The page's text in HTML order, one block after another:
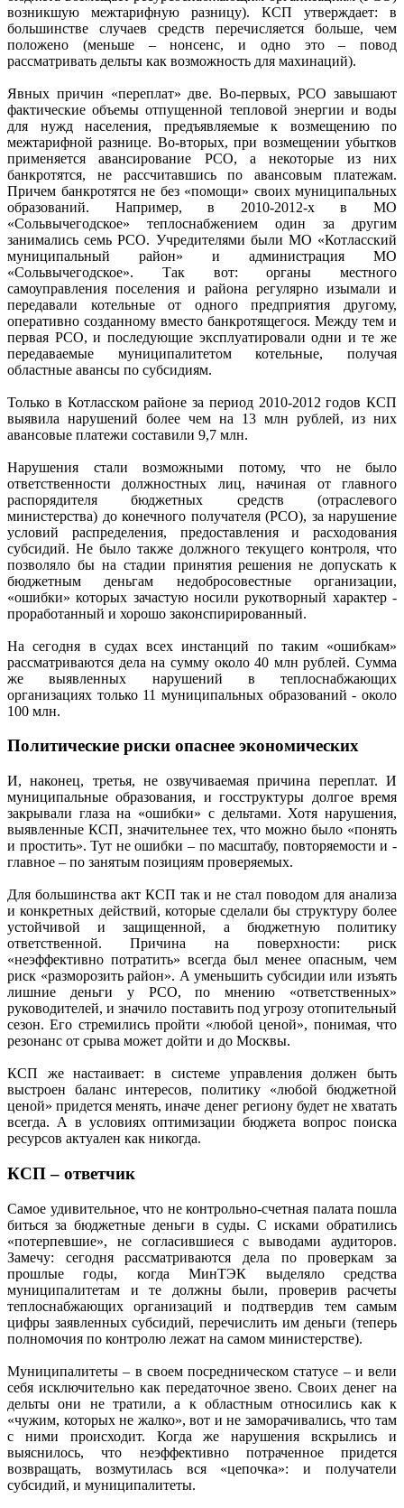
возникшую межтарифную разницу). КСП утверждает: в
большинстве случаев средств перечисляется больше, чем
положено (меньше – нонсенс, и одно это – повод
рассматривать дельты как возможность для махинаций).
Явных причин «переплат» две. Во-первых, РСО завышают
фактические объемы отпущенной тепловой энергии и воды
для нужд населения, предъявляемые к возмещению по
межтарифной разнице. Во-вторых, при возмещении убытков
применяется авансирование РСО, а некоторые из них
банкротятся, не рассчитавшись по авансовым платежам.
Причем банкротятся не без «помощи» своих муниципальных
образований. Например, в 2010-2012-х в МО
«Сольвычегодское» теплоснабжением один за другим
занимались семь РСО. Учредителями были МО «Котласский
муниципальный район» и администрация МО
«Сольвычегодское». Так вот: органы местного
самоуправления поселения и района регулярно изымали и
передавали котельные от одного предприятия другому,
оперативно созданному вместо банкротящегося. Между тем и
первая РСО, и последующие эксплуатировали одни и те же
передаваемые муниципалитетом котельные, получая
областные авансы по субсидиям.
Только в Котласском районе за период 2010-2012 годов КСП
выявила нарушений более чем на 13 млн рублей, из них
авансовые платежи составили 9,7 млн.
Нарушения стали возможными потому, что не было
ответственности должностных лиц, начиная от главного
распорядителя бюджетных средств (отраслевого
министерства) до конечного получателя (РСО), за нарушение
условий распределения, предоставления и расходования
субсидий. Не было также должного текущего контроля, что
позволяло бы на стадии принятия решения не допускать к
бюджетным деньгам недобросовестные организации,
«ошибки» которых зачастую носили рукотворный характер -
проработанный и хорошо законспирированный.
На сегодня в судах всех инстанций по таким «ошибкам»
рассматриваются дела на сумму около 40 млн рублей. Сумма
же выявленных нарушений в теплоснабжающих
организациях только 11 муниципальных образований - около
100 млн.
Политические риски опаснее экономических
И, наконец, третья, не озвучиваемая причина переплат. И
муниципальные образования, и госструктуры долгое время
закрывали глаза на «ошибки» с дельтами. Хотя нарушения,
выявленные КСП, значительнее тех, что можно было «понять
и простить». Тут не ошибки – по масштабу, повторяемости и -
главное – по занятым позициям проверяемых.
Для большинства акт КСП так и не стал поводом для анализа
и конкретных действий, которые сделали бы структуру более
устойчивой и защищенной, а бюджетную политику
ответственной. Причина на поверхности: риск
«неэффективно потратить» всегда был менее опасным, чем
риск «разморозить район». А уменьшить субсидии или изъять
лишние деньги у РСО, по мнению «ответственных»
руководителей, и значило поставить под угрозу отопительный
сезон. Его стремились пройти «любой ценой», понимая, что
резонанс от срыва может дойти и до Москвы.
КСП же настаивает: в системе управления должен быть
выстроен баланс интересов, политику «любой бюджетной
ценой» придется менять, иначе денег региону будет не хватать
всегда. А в условиях оптимизации бюджета вопрос поиска
ресурсов актуален как никогда.
КСП – ответчик
Самое удивительное, что не контрольно-счетная палата пошла
биться за бюджетные деньги в суды. С исками обратились
«потерпевшие», не согласившиеся с выводами аудиторов.
Замечу: сегодня рассматриваются дела по проверкам за
прошлые годы, когда МинТЭК выделяло средства
муниципалитетам и те должны были, проверив расчеты
теплоснабжающих организаций и подтвердив тем самым
цифры заявленных субсидий, перечислить им деньги (теперь
полномочия по контролю лежат на самом министерстве).
Муниципалитеты – в своем посредническом статусе – и вели
себя исключительно как передаточное звено. Своих денег на
дельты они не тратили, а к областным относились как к
«чужим, которых не жалко», вот и не заморачивались, что там
с ними происходит. Когда же нарушения вскрылись и
выяснилось, что неэффективно потраченное придется
возвращать, возмутилась вся «цепочка»: и получатели
субсидий, и муниципалитеты.